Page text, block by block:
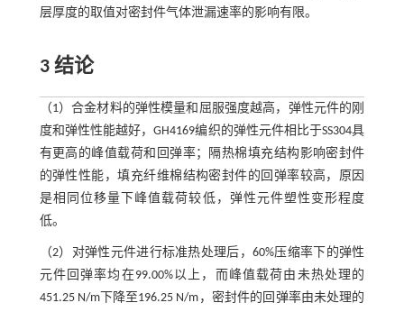
层厚度的取值对密封件气体泄漏速率的影响有限。
3 结论
（1）合金材料的弹性模量和屈服强度越高，弹性元件的刚
度和弹性性能越好，GH4169编织的弹性元件相比于SS304具
有更高的峰值载荷和回弹率；隔热棉填充结构影响密封件
的弹性性能，填充纤维棉结构密封件的回弹率较高，原因
是相同位移量下峰值载荷较低，弹性元件塑性变形程度
低。
（2）对弹性元件进行标准热处理后，60%压缩率下的弹性
元件回弹率均在99.00%以上，而峰值载荷由未热处理的
451.25 N/m下降至196.25 N/m，密封件的回弹率由未处理的